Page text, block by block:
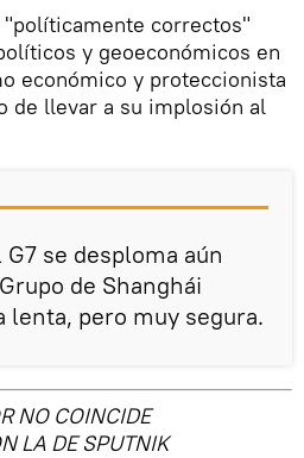
"políticamente correctos"
y geoeconómicos en
económico y proteccionista
de llevar a su implosión al
se desploma aún
de Shanghái
lenta, pero muy segura.
NO COINCIDE
LA DE SPUTNIK